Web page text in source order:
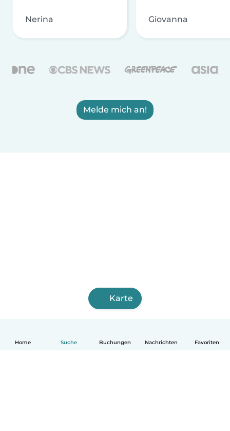
Home Suche Buchungen Nachrichten Favoriten
Nerina Giovanna
Melde mich an!
Karte